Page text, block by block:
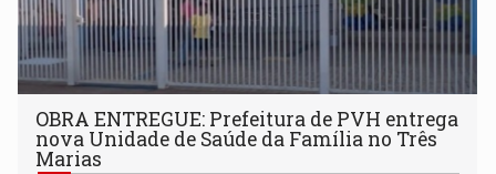
OBRA ENTREGUE: Prefeitura de PVH entrega
nova Unidade de Saúde da Família no Três
Marias